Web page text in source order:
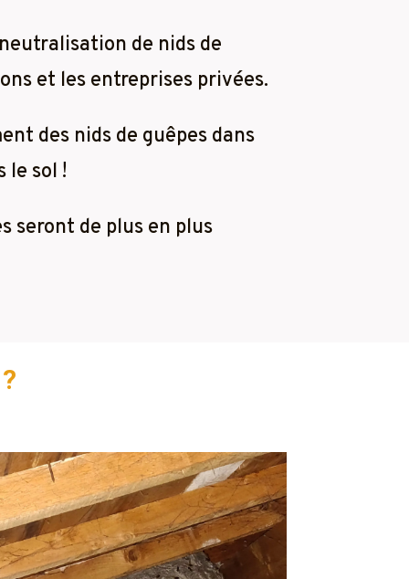
de nids de
et les entreprises privées.
des nids de guêpes dans
le sol !
seront de plus en plus